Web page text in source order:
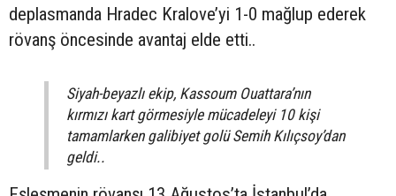
deplasmanda Hradec Kralove’yi 1-0 mağlup ederek
rövanş öncesinde avantaj elde etti..
Siyah-beyazlı ekip, Kassoum Ouattara’nın
kırmızı kart görmesiyle mücadeleyi 10 kişi
tamamlarken galibiyet golü Semih Kılıçsoy’dan
geldi..